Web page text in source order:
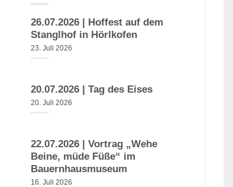
26.07.2026 | Hoffest auf dem
Stanglhof in Hörlkofen
23. Juli 2026
20.07.2026 | Tag des Eises
20. Juli 2026
22.07.2026 | Vortrag „Wehe
Beine, müde Füße“ im
Bauernhausmuseum
16. Juli 2026